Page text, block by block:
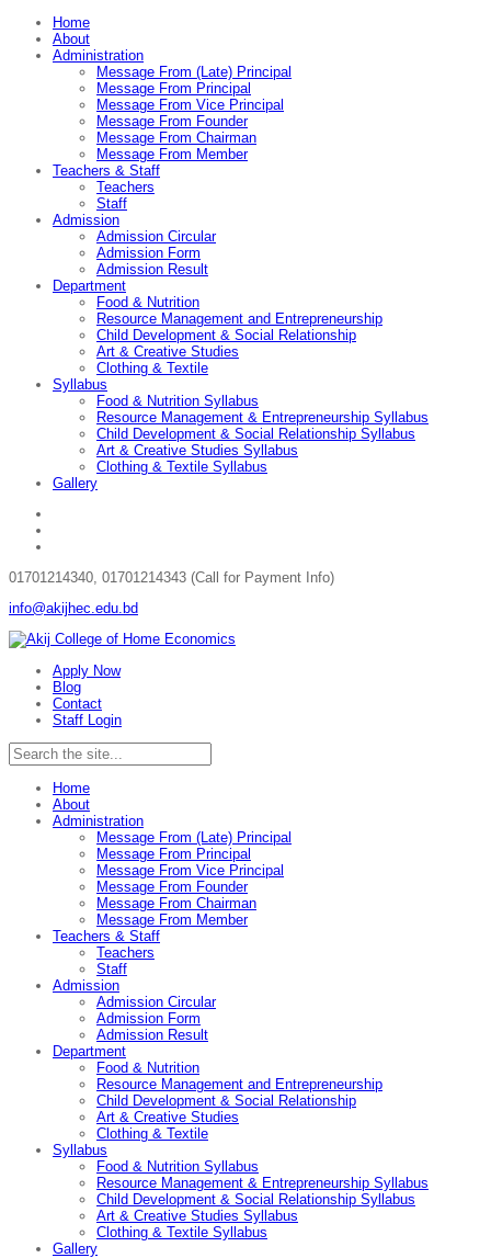
Home
About
Administration
Message From (Late) Principal
Message From Principal
Message From Vice Principal
Message From Founder
Message From Chairman
Message From Member
Teachers & Staff
Teachers
Staff
Admission
Admission Circular
Admission Form
Admission Result
Department
Food & Nutrition
Resource Management and Entrepreneurship
Child Development & Social Relationship
Art & Creative Studies
Clothing & Textile
Syllabus
Food & Nutrition Syllabus
Resource Management & Entrepreneurship Syllabus
Child Development & Social Relationship Syllabus
Art & Creative Studies Syllabus
Clothing & Textile Syllabus
Gallery
01701214340, 01701214343 (Call for Payment Info)
info@akijhec.edu.bd
Apply Now
Blog
Contact
Staff Login
Home
About
Administration
Message From (Late) Principal
Message From Principal
Message From Vice Principal
Message From Founder
Message From Chairman
Message From Member
Teachers & Staff
Teachers
Staff
Admission
Admission Circular
Admission Form
Admission Result
Department
Food & Nutrition
Resource Management and Entrepreneurship
Child Development & Social Relationship
Art & Creative Studies
Clothing & Textile
Syllabus
Food & Nutrition Syllabus
Resource Management & Entrepreneurship Syllabus
Child Development & Social Relationship Syllabus
Art & Creative Studies Syllabus
Clothing & Textile Syllabus
Gallery